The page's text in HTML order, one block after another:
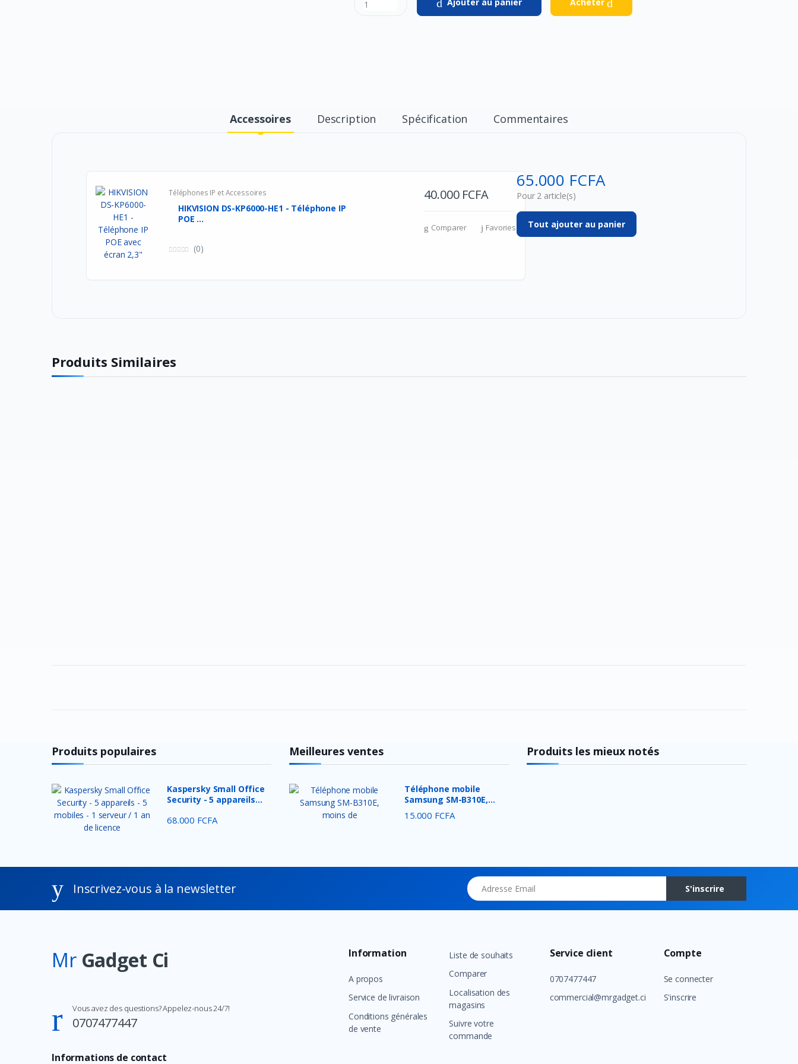
Accessoires Description Spécification Commentaires
Téléphones IP et Accessoires
HIKVISION DS-KP6000-HE1 - Téléphone IP
POE ...
(0)
40.000 FCFA
Comparer Favories
65.000 FCFA
Pour 2 article(s)
Tout ajouter au panier
Produits Similaires
Produits populaires
Kaspersky Small Office
Security - 5 appareils...
68.000 FCFA
Meilleures ventes
Téléphone mobile
Samsung SM-B310E,
moins de...
15.000 FCFA
Produits les mieux notés
Inscrivez-vous à la newsletter Adresse Email
S'inscrire
Mr Gadget Ci
Vous avez des questions? Appelez-nous 24/7!
0707477447
Informations de contact
Information
A propos
Service de livraison
Conditions générales
de vente
Liste de souhaits
Comparer
Localisation des
magasins
Suivre votre
commande
Service client
0707477447
commercial@mrgadget.ci
Compte
Se connecter
S'inscrire